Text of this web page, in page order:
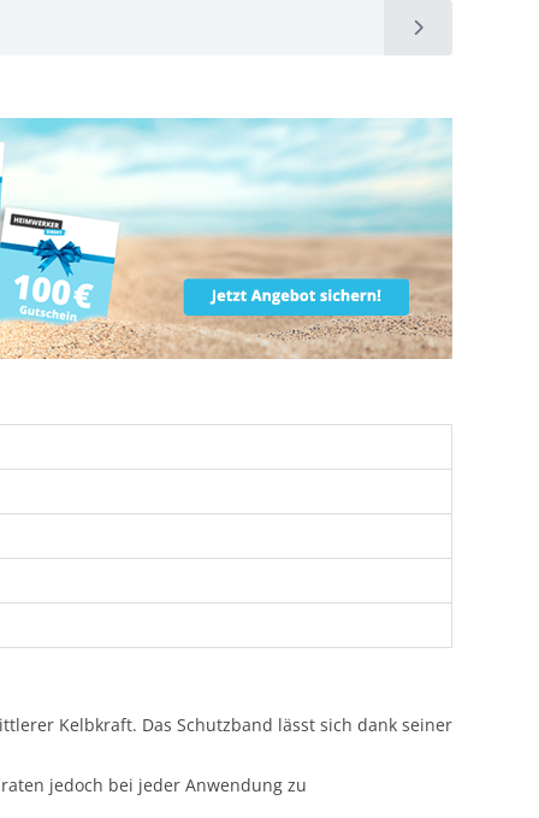
Kelbkraft. Das Schutzband lässt sich dank seiner
jedoch bei jeder Anwendung zu